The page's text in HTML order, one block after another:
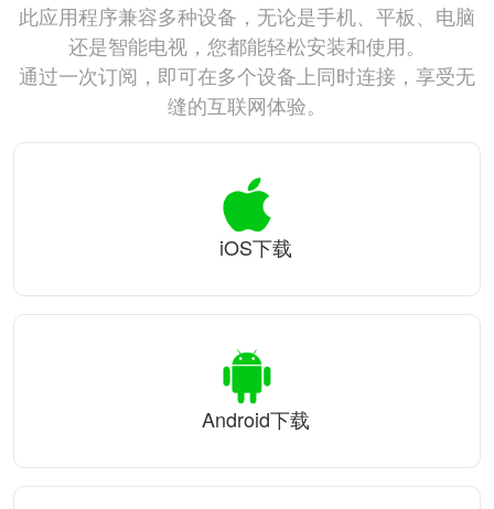
此应用程序兼容多种设备，无论是手机、平板、电脑
还是智能电视，您都能轻松安装和使用。
通过一次订阅，即可在多个设备上同时连接，享受无
缝的互联网体验。
iOS下载
Android下载